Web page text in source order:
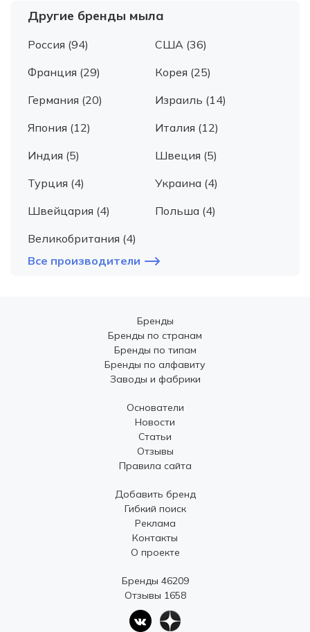
Другие бренды мыла
Россия (94)
США (36)
Франция (29)
Корея (25)
Германия (20)
Израиль (14)
Япония (12)
Италия (12)
Индия (5)
Швеция (5)
Турция (4)
Украина (4)
Швейцария (4)
Польша (4)
Великобритания (4)
Все производители
Бренды
Бренды по странам
Бренды по типам
Бренды по алфавиту
Заводы и фабрики
Основатели
Новости
Статьи
Отзывы
Правила сайта
Добавить бренд
Гибкий поиск
Реклама
Контакты
О проекте
Бренды 46209
Отзывы 1658